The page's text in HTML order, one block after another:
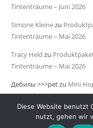
Tintenträume – Juni 2026
Simone Kleinezu
Tintenträume – Mai 2026
Tracy Held zu
Tintenträume – Mai 2026
Дебилы >>>petzu Mini
Meeresküste
Diese Website benutzt
nutzt, gehen wir